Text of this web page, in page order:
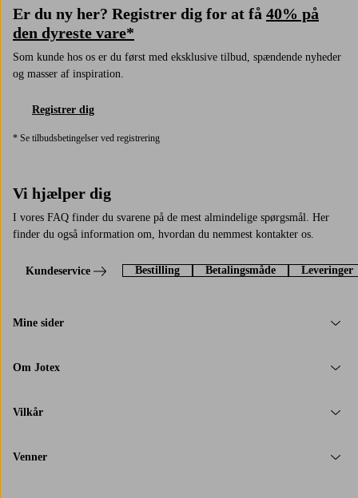
Er du ny her? Registrer dig for at få 40% på
den dyreste vare*
Som kunde hos os er du først med eksklusive tilbud, spændende nyheder
og masser af inspiration.
Registrer dig
* Se tilbudsbetingelser ved registrering
Vi hjælper dig
I vores FAQ finder du svarene på de mest almindelige spørgsmål. Her
finder du også information om, hvordan du nemmest kontakter os.
Kundeservice Bestilling Betalingsmåde Leveringer
Mine sider
Om Jotex
Vilkår
Venner